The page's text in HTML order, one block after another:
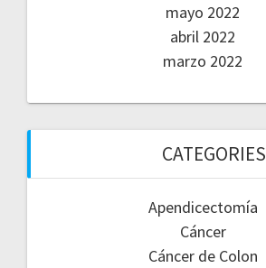
mayo 2022
abril 2022
marzo 2022
CATEGORIES
Apendicectomía
Cáncer
Cáncer de Colon